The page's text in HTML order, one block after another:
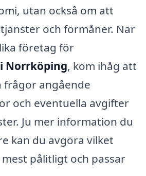
utan också om att
och förmåner. När
företag för
Norrköping, kom ihåg att
frågor angående
och eventuella avgifter
Ju mer information du
kan du avgöra vilket
pålitligt och passar